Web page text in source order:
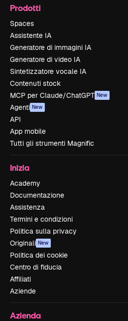
Prodotti
Spaces
Assistente IA
Generatore di immagini IA
Generatore di video IA
Sintetizzatore vocale IA
Contenuti stock
MCP per Claude/ChatGPT New
Agenti New
API
App mobile
Tutti gli strumenti Magnific
Inizia
Academy
Documentazione
Assistenza
Termini e condizioni
Politica sulla privacy
Originali New
Politica dei cookie
Centro di fiducia
Affiliati
Aziende
Azienda